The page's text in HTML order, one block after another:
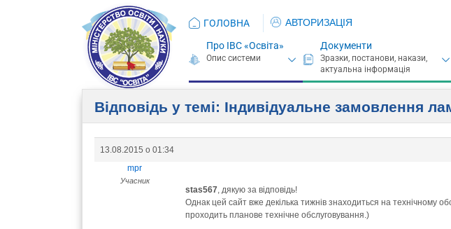
ГОЛОВНА АВТОРИЗАЦІЯ
Про ІВС «Освіта» Документи
Відповідь у темі: Індивідуальне замовлення
13.08.2015 о 01:34
mpr
Учасник
stas567 , дякую за відповідь!
Однак цей сайт вже декілька тижнів знаходиться на технічному
проходить планове технічне обслуговування.)